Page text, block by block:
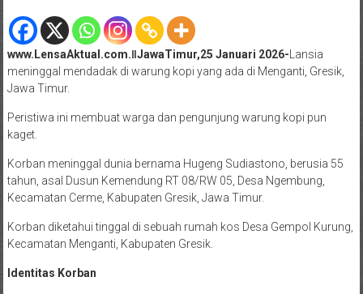
www.LensaAktual.com.ǁJawaTimur,25 Januari 2026- Lansia
meninggal mendadak di warung kopi yang ada di Menganti, Gresik,
Jawa Timur.
Peristiwa ini membuat warga dan pengunjung warung kopi pun
kaget.
Korban meninggal dunia bernama Hugeng Sudiastono, berusia 55
tahun, asal Dusun Kemendung RT 08/RW 05, Desa Ngembung,
Kecamatan Cerme, Kabupaten Gresik, Jawa Timur.
Korban diketahui tinggal di sebuah rumah kos Desa Gempol Kurung,
Kecamatan Menganti, Kabupaten Gresik.
Identitas Korban